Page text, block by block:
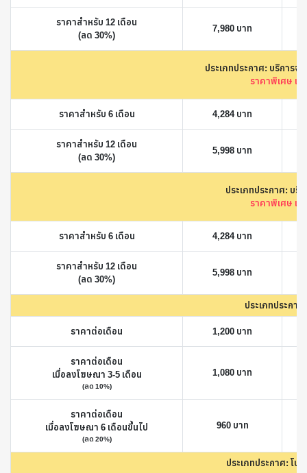
ราคาสำหรับ 12 เดือน
(ลด 30%)
7,980 บาท
ประเภทประกาศ: บริการ
ราคาพิเศษ เ
ราคาสำหรับ 6 เดือน 4,284 บาท
ราคาสำหรับ 12 เดือน
(ลด 30%)
5,998 บาท
ประเภทประกาศ: บริ
ราคาพิเศษ เ
ราคาสำหรับ 6 เดือน 4,284 บาท
ราคาสำหรับ 12 เดือน
(ลด 30%)
5,998 บาท
ประเภทประกา
ราคาต่อเดือน 1,200 บาท
ราคาต่อเดือน
เมื่อลงโฆษณา 3-5 เดือน
(ลด 10%)
1,080 บาท
ราคาต่อเดือน
เมื่อลงโฆษณา 6 เดือนขึ้นไป
(ลด 20%)
960 บาท
ประเภทประกาศ: โป